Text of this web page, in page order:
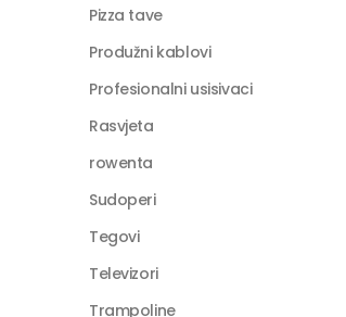
Pizza tave
Produžni kablovi
Profesionalni usisivaci
Rasvjeta
rowenta
Sudoperi
Tegovi
Televizori
Trampoline